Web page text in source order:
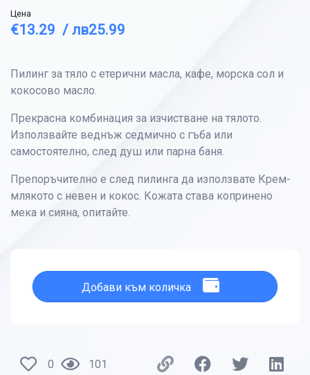
Цена
€13.29 / лв25.99
Пилинг за тяло с етерични масла, кафе, морска сол и
кокосово масло.
Прекрасна комбинация за изчистване на тялото.
Използвайте веднъж седмично с гъба или
самостоятелно, след душ или парна баня.
Препоръчително е след пилинга да използвате Крем-
млякото с невен и кокос. Кожата става копринено
мека и сияна, опитайте.
Добави към количка
0 101